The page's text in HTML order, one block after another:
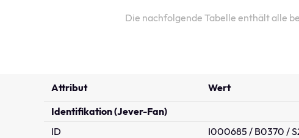
Die nachfolgende Tabelle enthält alle
Attribut Wert
Identifikation (Jever-Fan)
ID
I000685 / B0370 /